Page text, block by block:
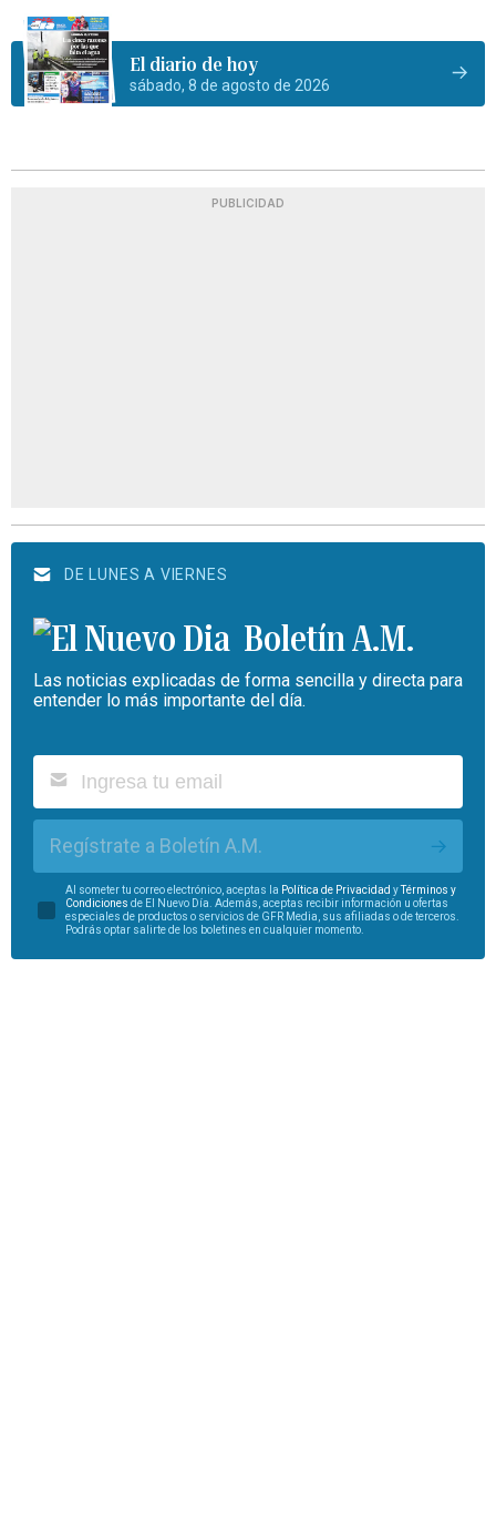
El diario de hoy
sábado, 8 de agosto de 2026
PUBLICIDAD
DE LUNES A VIERNES
Boletín A.M.
Las noticias explicadas de forma sencilla y directa para
entender lo más importante del día.
Regístrate a Boletín A.M.
Al someter tu correo electrónico, aceptas la Política de Privacidad yTérminos y
Condiciones de El Nuevo Día. Además, aceptas recibir información u ofertas
especiales de productos o servicios de GFR Media, sus afiliadas o de terceros.
Podrás optar salirte de los boletines en cualquier momento.